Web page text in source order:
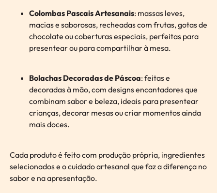
Colombas Pascais Artesanais: massas leves,
macias e saborosas, recheadas com frutas, gotas de
chocolate ou coberturas especiais, perfeitas para
presentear ou para compartilhar à mesa.
Bolachas Decoradas de Páscoa: feitas e
decoradas à mão, com designs encantadores que
combinam sabor e beleza, ideais para presentear
crianças, decorar mesas ou criar momentos ainda
mais doces.
Cada produto é feito com produção própria, ingredientes
selecionados e o cuidado artesanal que faz a diferença no
sabor e na apresentação.